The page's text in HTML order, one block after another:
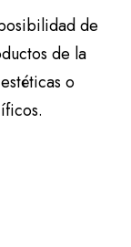
de
de la
o